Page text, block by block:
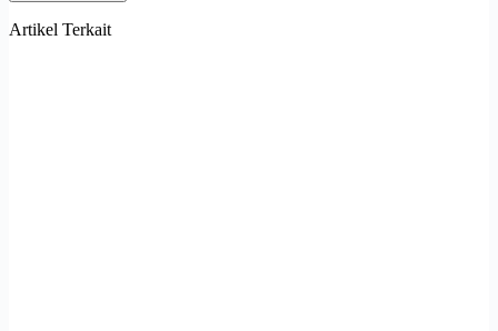
Artikel Terkait